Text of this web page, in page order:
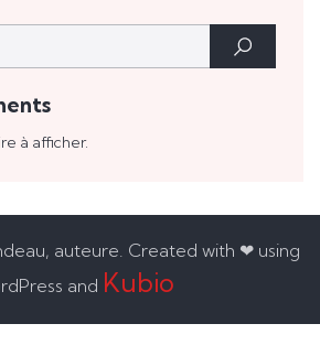
à afficher.
auteure. Created with ❤ using
and Kubio